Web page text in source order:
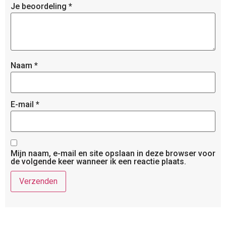
Je beoordeling *
Naam *
E-mail *
Mijn naam, e-mail en site opslaan in deze browser voor
de volgende keer wanneer ik een reactie plaats.